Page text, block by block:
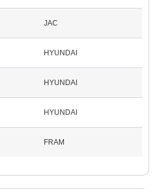
JAC
HYUNDAI
HYUNDAI
HYUNDAI
FRAM